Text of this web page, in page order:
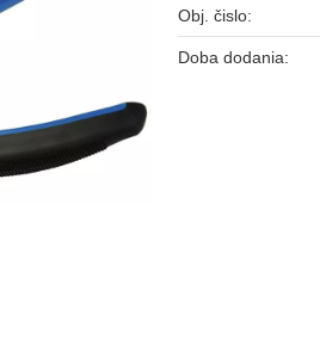
Obj. čislo:
Doba dodania: